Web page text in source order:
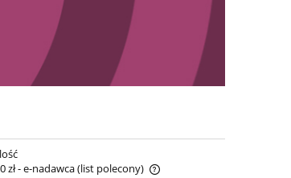
zł- e-nadawca (list polecony)